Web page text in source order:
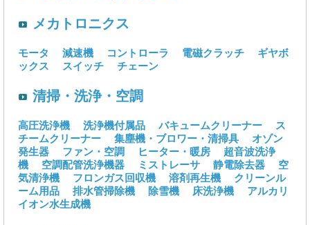
メカトロニクス
モータ 減速機 コントローラ 電磁クラッチ
ギヤボ
ックス
スイッチ チェーン
清掃・洗浄・空調
高圧洗浄機 洗浄機付属品 バキュームクリーナー
ス
チームクリーナー
集塵機・ブロワー・清掃具
オゾン
発生器
ファン・空調 ヒーター・暖房
超音波洗浄
機
空調配管洗浄機器 ミストレーサ 静電除去器
空
気清浄機
フロンガス回収機 溶剤再生機
クリーンル
ーム用品
排水管掃除機 除雪機 床洗浄機
アルカリ
イオン水生成機